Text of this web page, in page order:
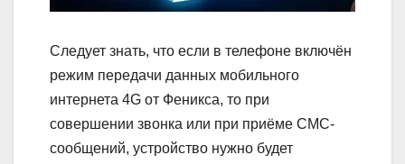
Следует знать, что если в телефоне включён
режим передачи данных мобильного
интернета 4G от Феникса, то при
совершении звонка или при приёме СМС-
сообщений, устройство нужно будет